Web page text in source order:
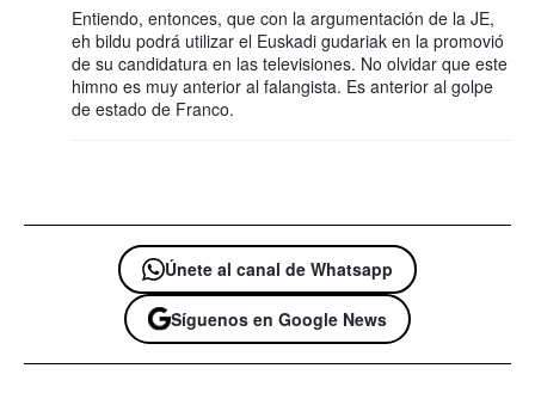
Entiendo, entonces, que con la argumentación de la JE,
eh bildu podrá utilizar el Euskadi gudariak en la promovió
de su candidatura en las televisiones. No olvidar que este
himno es muy anterior al falangista. Es anterior al golpe
de estado de Franco.
Únete al canal de Whatsapp
Síguenos en Google News